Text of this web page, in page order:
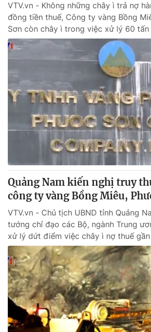
VTV.vn - Không những chây ì trả nợ
đồng tiền thuế, Công ty vàng Bồng
Sơn còn chây ì trong việc xử lý 60 tấn
Quảng Nam kiến nghị truy
công ty vàng Bồng Miêu,
VTV.vn - Chủ tịch UBND tỉnh Quảng
tướng chỉ đạo các Bộ, ngành Trung
xử lý dứt điểm việc chây ì nợ thuế